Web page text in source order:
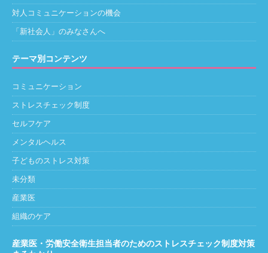
対人コミュニケーションの機会
「新社会人」のみなさんへ
テーマ別コンテンツ
コミュニケーション
ストレスチェック制度
セルフケア
メンタルヘルス
子どものストレス対策
未分類
産業医
組織のケア
産業医・労働安全衛生担当者のためのストレスチェック制度対策